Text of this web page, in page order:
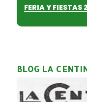
FERIA Y
BLOG LA